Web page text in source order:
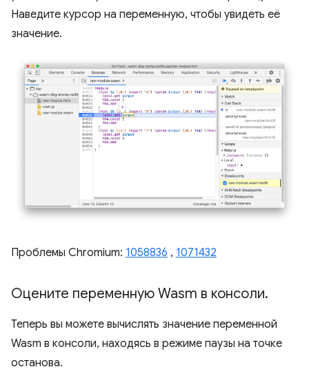
Наведите курсор на переменную, чтобы увидеть её
значение.
Проблемы Chromium: 1058836 , 1071432
Оцените переменную Wasm в консоли.
Теперь вы можете вычислять значение переменной
Wasm в консоли, находясь в режиме паузы на точке
останова.